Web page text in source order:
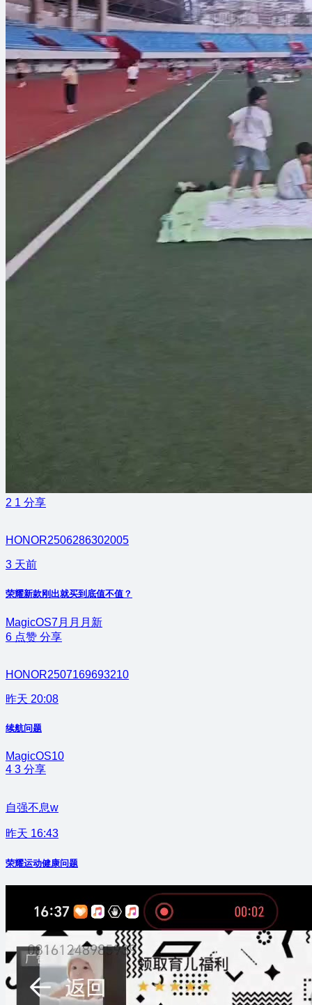
2 1 分享
HONOR2506286302005
3 天前
荣耀新款刚出就买到底值不值？
MagicOS7月月月新
6 点赞 分享
HONOR2507169693210
昨天 20:08
续航问题
MagicOS10
4 3 分享
自强不息w
昨天 16:43
荣耀运动健康问题